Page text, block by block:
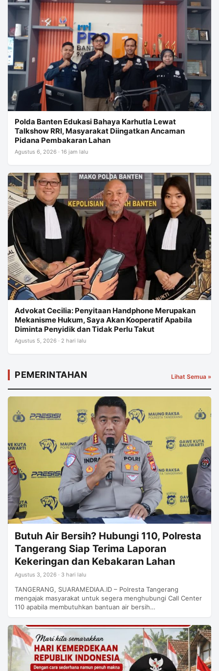
Polda Banten Edukasi Bahaya Karhutla Lewat
Talkshow RRI, Masyarakat Diingatkan Ancaman
Pidana Pembakaran Lahan
Agustus 6, 2026 · 16 jam lalu
Advokat Cecilia: Penyitaan Handphone Merupakan
Mekanisme Hukum, Saya Akan Kooperatif Apabila
Diminta Penyidik dan Tidak Perlu Takut
Agustus 5, 2026 · 2 hari lalu
PEMERINTAHAN Lihat Semua »
Butuh Air Bersih? Hubungi 110, Polresta
Tangerang Siap Terima Laporan
Kekeringan dan Kebakaran Lahan
Agustus 3, 2026 · 3 hari lalu
TANGERANG, SUARAMEDIAA.ID – Polresta Tangerang
mengajak masyarakat untuk segera menghubungi Call Center
110 apabila membutuhkan bantuan air bersih…